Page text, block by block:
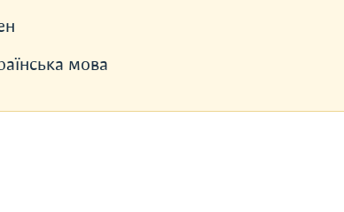
мова